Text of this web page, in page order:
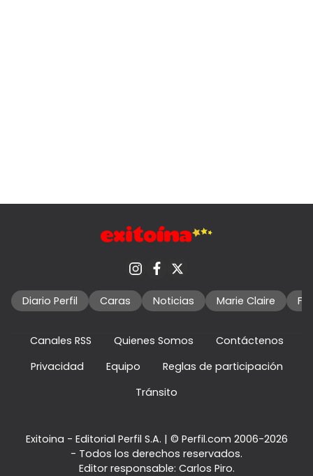
Diario Perfil Caras Noticias Marie Claire
Canales RSS Quienes Somos
Contáctenos
Privacidad
Equipo
Reglas de participación
Tránsito
Exitoina - Editorial Perfil S.A. | © Perfil.com 2006-2026
- Todos los derechos reservados.
Editor responsable: Carlos Piro.